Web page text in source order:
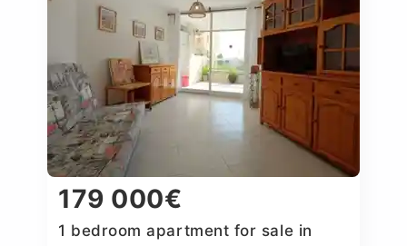
179 000€
1 bedroom apartment for sale in